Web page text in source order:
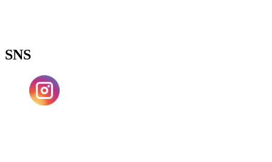
SNS